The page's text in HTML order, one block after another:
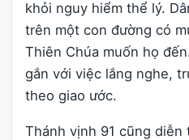
khỏi nguy hiểm thể lý.
trên một con đường có
Thiên Chúa muốn họ
gắn với việc lắng nghe,
theo giao ước.
Thánh vịnh 91 cũng diễn